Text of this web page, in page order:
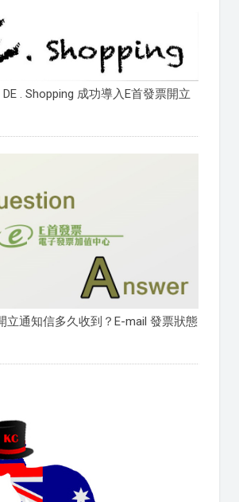
. Shopping 成功導入E首發票開立
立通知信多久收到？E-mail 發票狀態